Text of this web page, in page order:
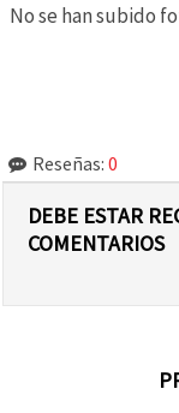
No se han subido
Reseñas: 0
DEBE ESTAR
COMENTARIOS